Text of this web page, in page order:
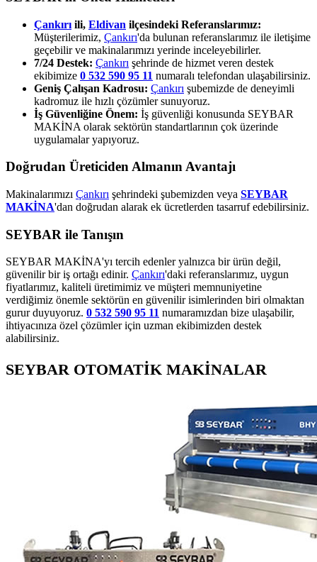
Çankırı ili, Eldivan ilçesindeki Referanslarımız:
Müşterilerimiz, Çankırı'da bulunan referanslarımız ile iletişime
geçebilir ve makinalarımızı yerinde inceleyebilirler.
7/24 Destek: Çankırı şehrinde de hizmet veren destek
ekibimize 0 532 590 95 11 numaralı telefondan ulaşabilirsiniz.
Geniş Çalışan Kadrosu: Çankırı şubemizde de deneyimli
kadromuz ile hızlı çözümler sunuyoruz.
İş Güvenliğine Önem: İş güvenliği konusunda SEYBAR
MAKİNA olarak sektörün standartlarının çok üzerinde
uygulamalar yapıyoruz.
Doğrudan Üreticiden Almanın Avantajı
Makinalarımızı Çankırı şehrindeki şubemizden veya SEYBAR
MAKİNA'dan doğrudan alarak ek ücretlerden tasarruf edebilirsiniz.
SEYBAR ile Tanışın
SEYBAR MAKİNA'yı tercih edenler yalnızca bir ürün değil,
güvenilir bir iş ortağı edinir. Çankırı'daki referanslarımız, uygun
fiyatlarımız, kaliteli üretimimiz ve müşteri memnuniyetine
verdiğimiz önemle sektörün en güvenilir isimlerinden biri olmaktan
gurur duyuyoruz. 0 532 590 95 11 numaramızdan bize ulaşabilir,
ihtiyacınıza özel çözümler için uzman ekibimizden destek
alabilirsiniz.
SEYBAR OTOMATİK MAKİNALAR